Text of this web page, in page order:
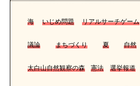
海 いじめ問題 リアルサーチゲーム
議論 まちづくり 夏 自然
太白山自然観察の森 憲法 選挙報道